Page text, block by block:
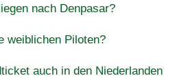
nach Denpasar?
weiblichen Piloten?
auch in den Niederlanden